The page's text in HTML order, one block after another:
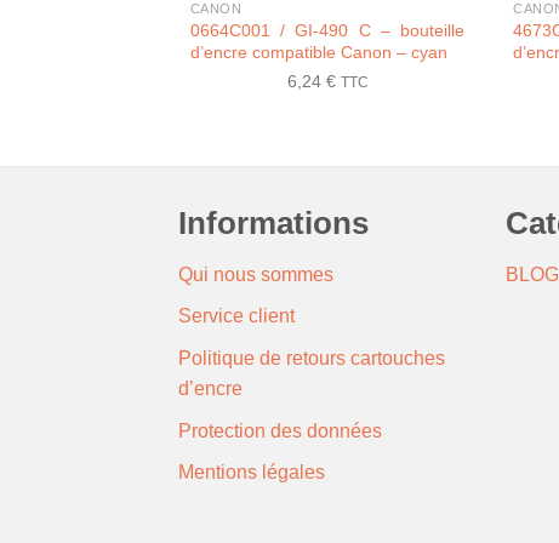
CANON
0664C001 / GI-490 C – bouteille
d’encre compatible Canon – cyan
6,24 € TTC
Informations
Qui nous sommes
Service client
Politique de retours cartouches
d’encre
Protection des données
Mentions légales
BLOG